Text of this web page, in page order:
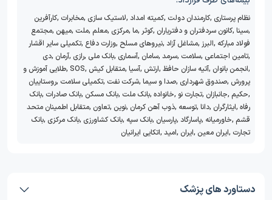
نظام پرستاری ,کارمندان دولت ,کمیته امداد ,لاستیک سازی ,مخابرات ,کارآفرین
,سینا ,کانون سردفتران و دفتریاران ,کوثر ,ما ,مرکزی ,معلم ,ملت ,میهن ,مجتمع
فولاد مبارکه ,البرز ,مشاغل آزاد ,نیروهای مسلح ,وزارت دفاع ,تکمیلی سایر اقشار
,تامین اجتماعی ,سلامت ,سرمد ,سامان ,آسماری ,بانک ملی ,رازی ,آرمان ,دی
,انجمن بانوان ,آتیه سازان حافظ ,ارتش ,آسیا ,متقابل کیش ,
SOS
,طلایی آموزش و
پرورش ,صندوق شهرداری ,صدا و سیما ,شرکت نفت ,تکمیلی سلامت ,روستاییان
,حکیم ,جانبازان ,تجارت نو ,خانواده ,بانک ملت ,بانک مسکن ,بانک صادرات ,بانک
رفاه ,ایثارگران ,دانا ,توسعه ,ذوب آهن کرمان ,نوین ,تعاون ,متقابل اطمینان متحد
قشم ,خاورمیانه ,پاسارگاد ,پارسیان ,بانک سپه ,بانک کشاورزی ,بانک مرکزی ,بانک
تجارت ,ایران معین ,ایران ,امید ,اتکایی ایرانیان
دستاورد های پزشک